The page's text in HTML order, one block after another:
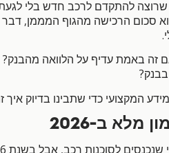
שרוצה להתקדם לרכב חדש בלי
סכום הרכישה מהגוף המממן,
.
זה באמת עדיף על הלוואה מהבנק?
?
המקצועי כדי שתבינו בדיוק איך
מלא ב-2026
לסוכנות רכב, אבל בשנת